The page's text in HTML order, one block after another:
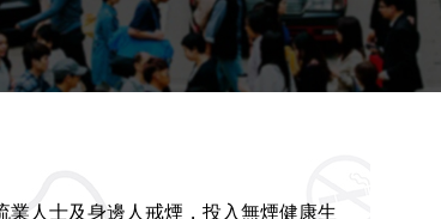
人士及身邊人戒煙，投入無煙健康生